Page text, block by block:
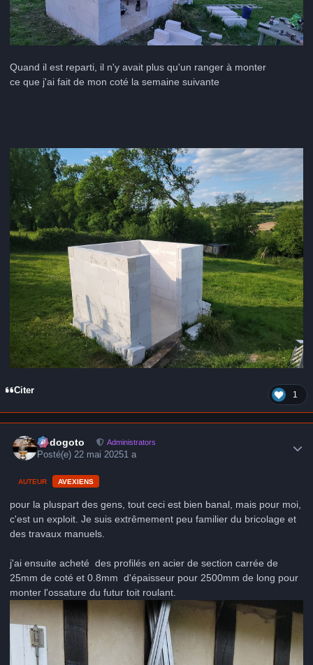
Quand il est reparti, il n'y avait plus qu'un ranger à monter
ce que j'ai fait de mon coté la semaine suivante
Citer 1
frédogoto Administrators
Posté(e)22 mai 20251 a
AUTEUR AVEXIENS
pour la pluspart des gens, tout ceci est bien banal, mais pour moi,
c'est un exploit. Je suis extrêmement peu familier du bricolage et
des travaux manuels.
j'ai ensuite acheté des profilés en acier de section carrée de
25mm de coté et 0.8mm d'épaisseur pour 2500mm de long pour
monter l'ossature du futur toit roulant.